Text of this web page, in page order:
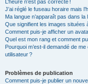
L’heure n’est pas correcte !
J’ai réglé le fuseau horaire mais
Ma langue n’apparaît pas dans la
Que signifient les images situées
Comment puis-je afficher un
Quel est mon rang et comment
Pourquoi m’est-il demandé de
utilisateur ?
Problèmes de publication
Comment puis-je publier un